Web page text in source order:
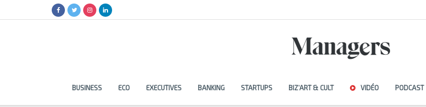
BUSINESS ECO EXECUTIVES BANKING STARTUPS BIZ’ART & CULT VIDÉO PODCAST